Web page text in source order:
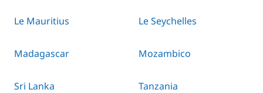
Le Mauritius Le Seychelles
Madagascar Mozambico
Sri Lanka Tanzania